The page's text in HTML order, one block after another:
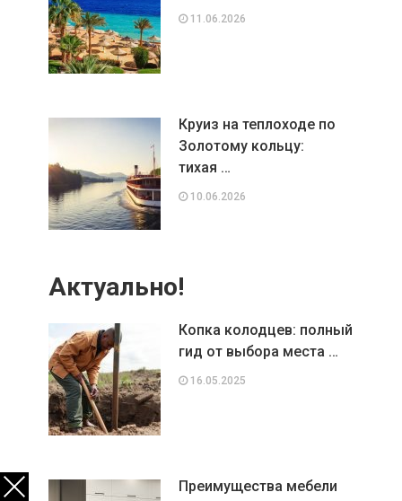
11.06.2026
Круиз на теплоходе по
Золотому кольцу:
тихая …
10.06.2026
Актуально!
Копка колодцев: полный
гид от выбора места …
16.05.2025
Преимущества мебели